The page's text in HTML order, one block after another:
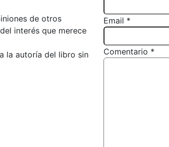
de otros
interés que merece
la autoría del libro sin
Email *
Comentario *